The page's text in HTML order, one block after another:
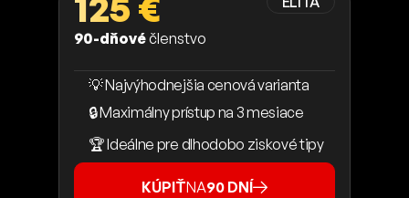
90-dňovéčlenstvo
💡 Najvýhodnejšia cenová varianta
🔒 Maximálny prístup na 3 mesiace
🏆 Ideálne pre dlhodobo ziskové tipy
KÚPIŤNA90 DNÍ